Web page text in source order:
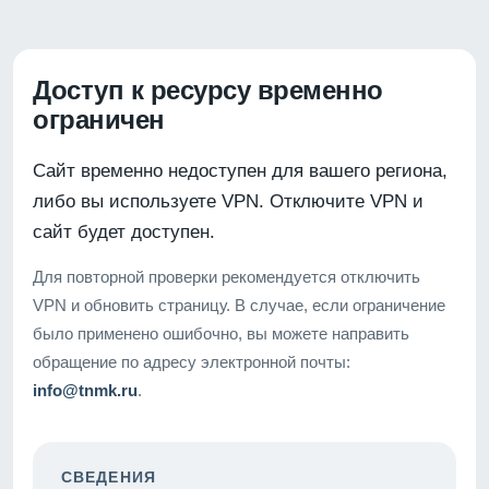
Доступ к ресурсу временно
ограничен
Сайт временно недоступен для вашего региона,
либо вы используете VPN. Отключите VPN и
сайт будет доступен.
Для повторной проверки рекомендуется отключить
VPN и обновить страницу. В случае, если ограничение
было применено ошибочно, вы можете направить
обращение по адресу электронной почты:
info@tnmk.ru.
СВЕДЕНИЯ